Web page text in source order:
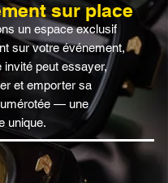
sur place
un espace exclusif
sur votre événement,
invité peut essayer,
et emporter sa
— une
unique.